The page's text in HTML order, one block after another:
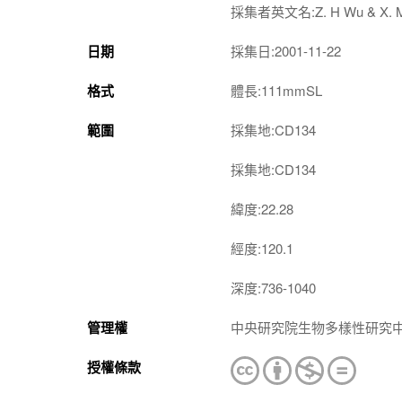
採集者英文名:Z. H Wu & X.
日期 採集日:2001-11-22
格式 體長:111mmSL
範圍 採集地:CD134
採集地:CD134
緯度:22.28
經度:120.1
深度:736-1040
管理權 中央研究院生物多樣性研究
授權條款